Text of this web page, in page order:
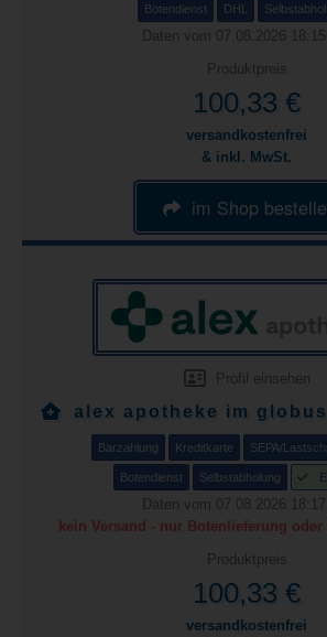
Botendienst DHL
Daten vom 07.08.2026
Produktpreis
100,33 €
versandkostenfrei
& inkl. MwSt.
im Shop
Profil einsehen
alex apotheke im
Barzahlung Kreditkarte SEPA/
Botendienst Selbstabholung
Daten vom 07.08.2026
kein Versand - nur Botenlieferung
Produktpreis
100,33 €
versandkostenfrei